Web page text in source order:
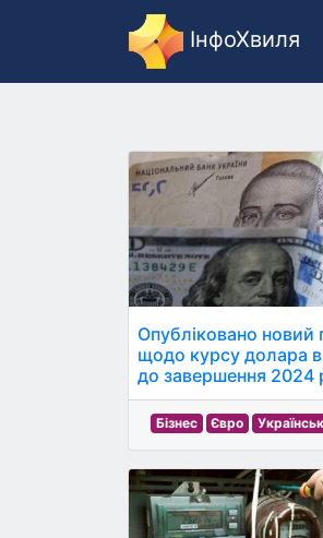
ІнфоХвиля
Опубліковано новий
щодо курсу долара в
до завершення 2024
Бізнес Євро